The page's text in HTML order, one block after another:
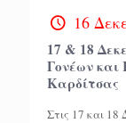
16
17 & 18
Γονέων
Καρδίτσας
Στις 17 και